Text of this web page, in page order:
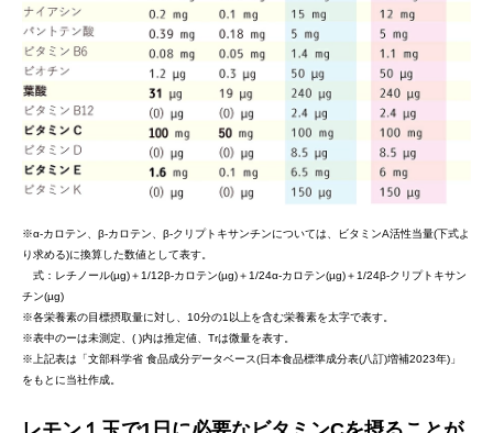
※α-カロテン、β-カロテン、β-クリプトキサンチンについては、ビタミンA活性当量(下式よ
り求める)に換算した数値として表す。
式：レチノール(µg)＋1/12β-カロテン(µg)＋1/24α-カロテン(µg)＋1/24β-クリプトキサン
チン(µg)
※各栄養素の目標摂取量に対し、10分の1以上を含む栄養素を太字で表す。
※表中のーは未測定、( )内は推定値、Trは微量を表す。
※上記表は「文部科学省 食品成分データベース(日本食品標準成分表(八訂)増補2023年)」
をもとに当社作成。